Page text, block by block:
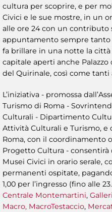
cultura per scoprire, e per
Civici e le sue mostre, in un
alle ore 24 con un contributo
appuntamento sempre
fa brillare in una notte la
capitale aperti anche
del Quirinale, così come tanti
L’iniziativa - promossa
Turismo di Roma -
Culturali - Dipartimento
Attività Culturali e Turismo, e
Roma, con il coordinamento
Progetto Cultura -
Musei Civici in orario serale,
permanenti ospitate,
1,00 per l’ingresso (fino alle
Centrale Montemartini,
Macro, MacroTestaccio,